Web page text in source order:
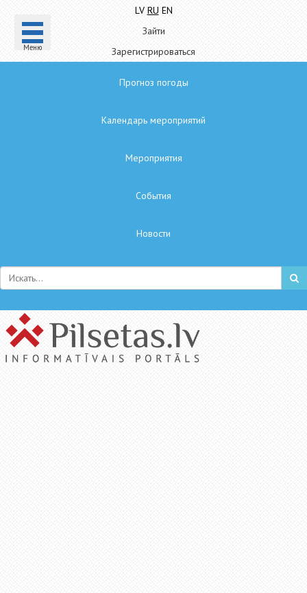
Mеню
LV RU EN
Зайти
Зарегистрироваться
Прогноз погоды
Календарь мероприятий
Мероприятия
Cобытия
Hовости